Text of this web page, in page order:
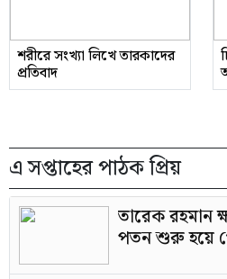
শরীরে সংখ্যা লিখে তারকাদের
প্রতিবাদ
এ সপ্তাহের পাঠক প্রিয়
তারেক রহমান
পতন শুরু হয়ে